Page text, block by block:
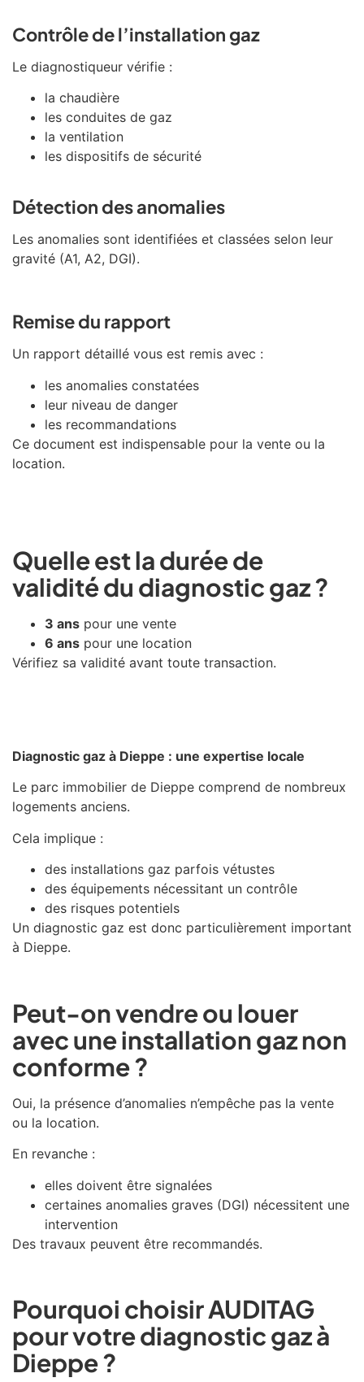
Contrôle de l’installation gaz
Le diagnostiqueur vérifie :
la chaudière
les conduites de gaz
la ventilation
les dispositifs de sécurité
Détection des anomalies
Les anomalies sont identifiées et classées selon leur
gravité (A1, A2, DGI).
Remise du rapport
Un rapport détaillé vous est remis avec :
les anomalies constatées
leur niveau de danger
les recommandations
Ce document est indispensable pour la vente ou la
location.
Quelle est la durée de
validité du diagnostic gaz ?
3 ans pour une vente
6 ans pour une location
Vérifiez sa validité avant toute transaction.
Diagnostic gaz à Dieppe : une expertise locale
Le parc immobilier de Dieppe comprend de nombreux
logements anciens.
Cela implique :
des installations gaz parfois vétustes
des équipements nécessitant un contrôle
des risques potentiels
Un diagnostic gaz est donc particulièrement important
à Dieppe.
Peut-on vendre ou louer
avec une installation gaz non
conforme ?
Oui, la présence d’anomalies n’empêche pas la vente
ou la location.
En revanche :
elles doivent être signalées
certaines anomalies graves (DGI) nécessitent une
intervention
Des travaux peuvent être recommandés.
Pourquoi choisir AUDITAG
pour votre diagnostic gaz à
Dieppe ?